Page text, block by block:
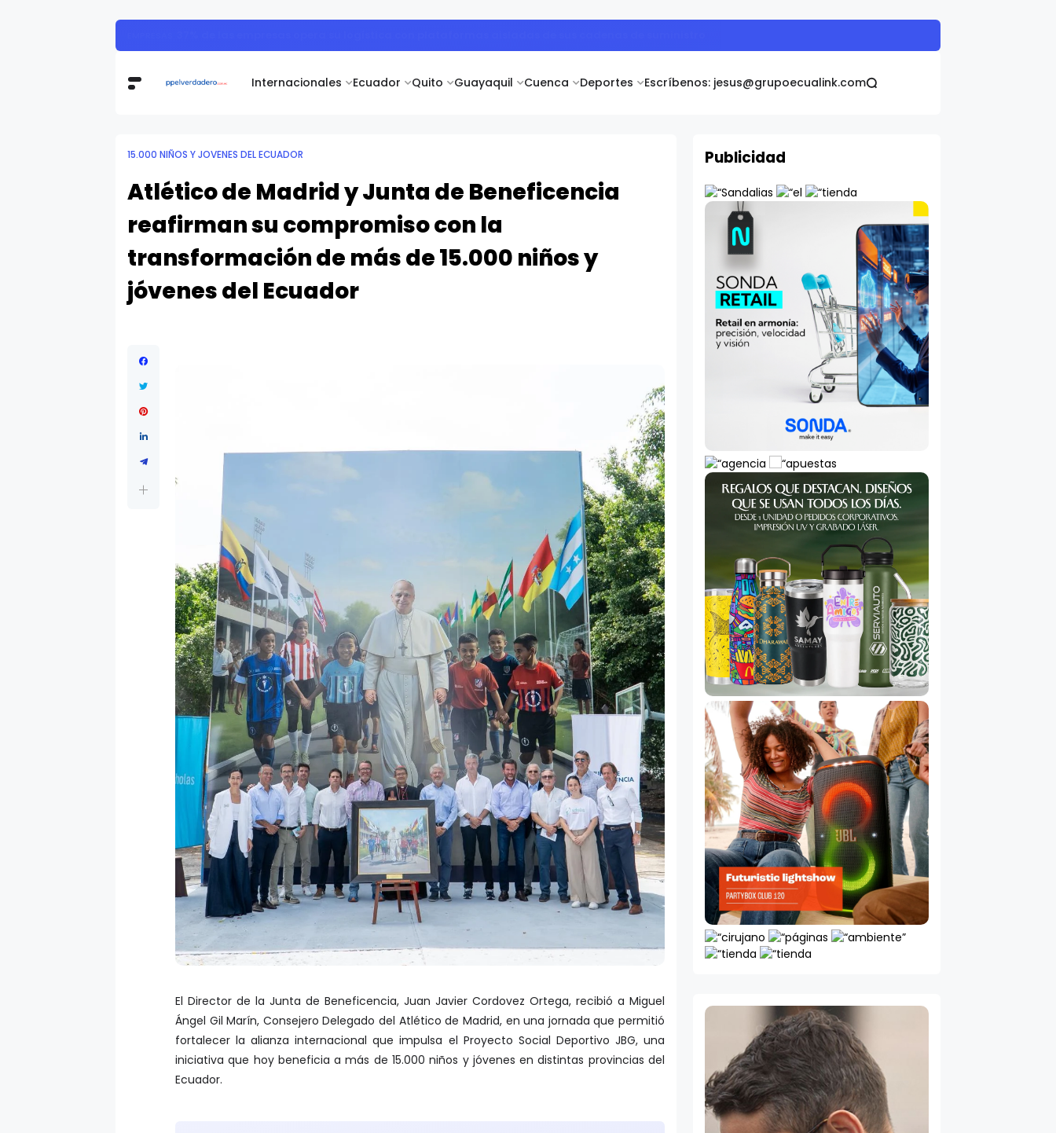
Internacionales Ecuador Quito Guayaquil Cuenca Deportes Escríbenos: jesus@grupoecualink.com
15.000 NIÑOS Y JOVENES DEL ECUADOR
Atlético de Madrid y Junta de Beneficencia
reafirman su compromiso con la
transformación de más de 15.000 niños y
jóvenes del Ecuador
El Director de la Junta de Beneficencia, Juan Javier Cordovez Ortega, recibió a Miguel
Ángel Gil Marín, Consejero Delegado del Atlético de Madrid, en una jornada que permitió
fortalecer la alianza internacional que impulsa el Proyecto Social Deportivo JBG, una
iniciativa que hoy beneficia a más de 15.000 niños y jóvenes en distintas provincias del
Ecuador.
Publicidad